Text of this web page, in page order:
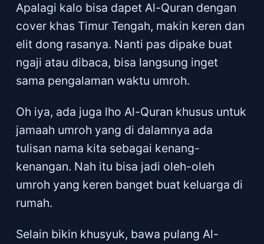
Apalagi kalo bisa dapet Al-Quran dengan
cover khas Timur Tengah, makin keren dan
elit dong rasanya. Nanti pas dipake buat
ngaji atau dibaca, bisa langsung inget
sama pengalaman waktu umroh.
Oh iya, ada juga lho Al-Quran khusus untuk
jamaah umroh yang di dalamnya ada
tulisan nama kita sebagai kenang-
kenangan. Nah itu bisa jadi oleh-oleh
umroh yang keren banget buat keluarga di
rumah.
Selain bikin khusyuk, bawa pulang Al-